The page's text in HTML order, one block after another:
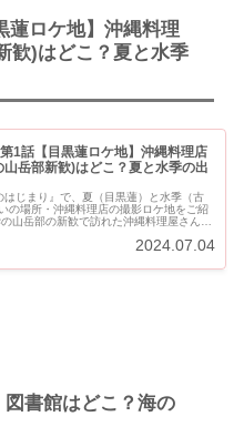
蓮ロケ地】沖縄料理
歓)はどこ？夏と水季
1話【目黒蓮ロケ地】沖縄料理店
山岳部新歓)はどこ？夏と水季の出
はじまり』で、夏（目黒蓮）と水季（古
の場所・沖縄料理店の撮影ロケ地をご紹
2024.07.04
図書館はどこ？海の